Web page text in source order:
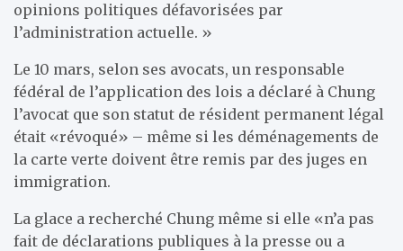
opinions politiques défavorisées par
l’administration actuelle. »
Le 10 mars, selon ses avocats, un responsable
fédéral de l’application des lois a déclaré à Chung
l’avocat que son statut de résident permanent légal
était «révoqué» – même si les déménagements de
la carte verte doivent être remis par des juges en
immigration.
La glace a recherché Chung même si elle «n’a pas
fait de déclarations publiques à la presse ou a